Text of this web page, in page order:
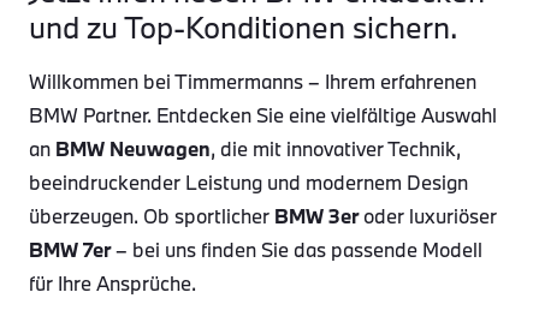
und zu Top-Konditionen sichern.
Willkommen bei Timmermanns – Ihrem erfahrenen
BMW Partner. Entdecken Sie eine vielfältige Auswahl
an BMW Neuwagen, die mit innovativer Technik,
beeindruckender Leistung und modernem Design
überzeugen. Ob sportlicher BMW 3eroder luxuriöser
BMW 7er– bei uns finden Sie das passende Modell
für Ihre Ansprüche.